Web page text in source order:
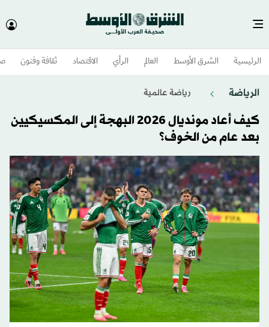
الرئيسية الشرق الأوسط​ العالم الرأي الاقتصاد ثقافة وفنون
الرياضة رياضة عالمية
كيف أعاد مونديال 2026 البهجة إلى المكسيكيين
بعد عام من الخوف؟